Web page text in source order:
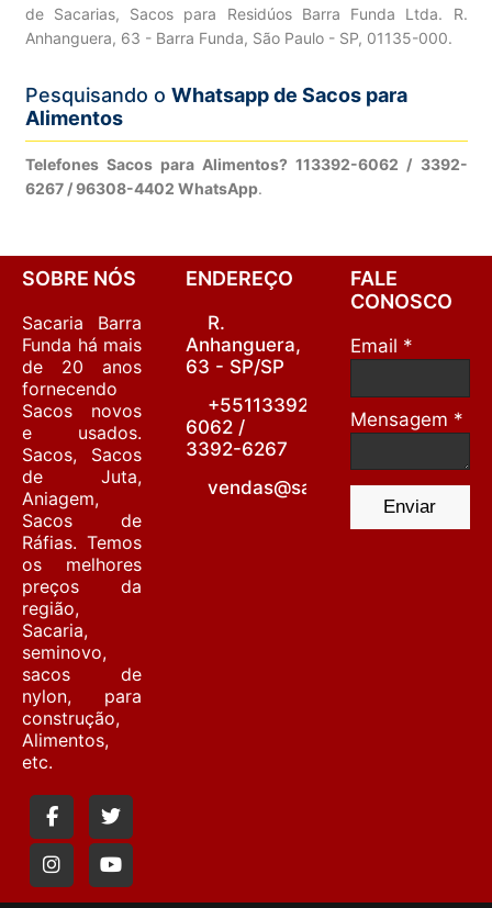
de Sacarias, Sacos para Residúos Barra Funda Ltda. R.
Anhanguera, 63 - Barra Funda, São Paulo - SP, 01135-000.
Pesquisando o Whatsapp de Sacos para
Alimentos
Telefones Sacos para Alimentos? 113392-6062 / 3392-
6267 / 96308-4402 WhatsApp.
SOBRE NÓS
Sacaria Barra
Funda há mais
de 20 anos
fornecendo
Sacos novos
e usados.
Sacos, Sacos
de Juta,
Aniagem,
Sacos de
Ráfias. Temos
os melhores
preços da
região,
Sacaria,
seminovo,
sacos de
nylon, para
construção,
Alimentos,
etc.
ENDEREÇO
R.
Anhanguera,
63 - SP/SP
+55113392-
6062 /
3392-6267
FALE
CONOSCO
Email *
Mensagem *
Enviar